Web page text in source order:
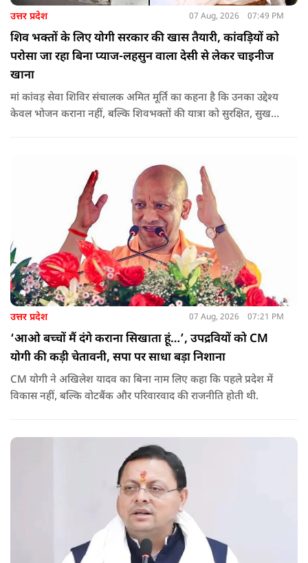
उत्तर प्रदेश 07 Aug, 2026 07:49 PM
शिव भक्तों के लिए योगी सरकार की खास तैयारी, कांवड़ियों को
परोसा जा रहा बिना प्याज-लहसुन वाला देसी से लेकर चाइनीज
खाना
मां कांवड़ सेवा शिविर संचालक अमित मूर्ति का कहना है कि उनका उद्देश्य
केवल भोजन कराना नहीं, बल्कि शिवभक्तों की यात्रा को सुरक्षित, सुखद
उत्तर प्रदेश 07 Aug, 2026 07:21 PM
‘आओ बच्चों मैं दंगे कराना सिखाता हूं…’, उपद्रवियों को CM
योगी की कड़ी चेतावनी, सपा पर साधा बड़ा निशाना
CM योगी ने अखिलेश यादव का बिना नाम लिए कहा कि पहले प्रदेश में
विकास नहीं, बल्कि वोटबैंक और परिवारवाद की राजनीति होती थी.